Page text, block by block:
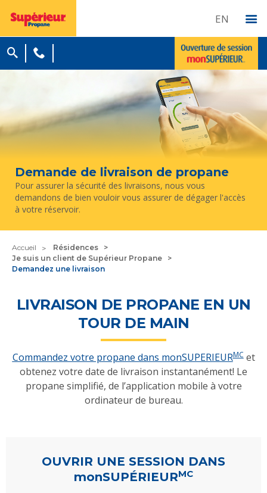
EN
Demande de livraison de propane
Pour assurer la sécurité des livraisons, nous vous
demandons de bien vouloir vous assurer de dégager l'accès
à votre réservoir.
Accueil
Résidences
Je suis un client de Supérieur Propane
Demandez une livraison
LIVRAISON DE PROPANE EN UN
TOUR DE MAIN
Commandez votre propane dans monSUPERIEURMCet
obtenez votre date de livraison instantanément! Le
propane simplifié, de l’application mobile à votre
ordinateur de bureau.
OUVRIR UNE SESSION DANS
monSUPÉRIEURMC